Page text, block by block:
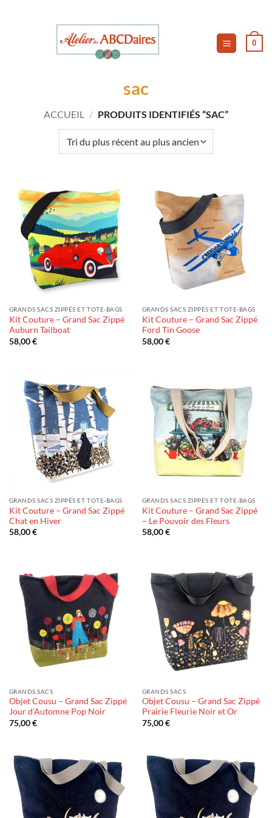
0
sac
ACCUEIL / PRODUITS IDENTIFIÉS “SAC”
GRANDS SACS ZIPPÉS ET TOTE-BAGS
Kit Couture – Grand Sac Zippé
Auburn Tailboat
58,00€
GRANDS SACS ZIPPÉS ET TOTE-BAGS
Kit Couture – Grand Sac Zippé
Ford Tin Goose
58,00€
GRANDS SACS ZIPPÉS ET TOTE-BAGS
Kit Couture – Grand Sac Zippé
Chat en Hiver
58,00€
GRANDS SACS ZIPPÉS ET TOTE-BAGS
Kit Couture – Grand Sac Zippé
– Le Pouvoir des Fleurs
58,00€
GRANDS SACS
Objet Cousu – Grand Sac Zippé
Jour d’Automne Pop Noir
75,00€
GRANDS SACS
Objet Cousu – Grand Sac Zippé
Prairie Fleurie Noir et Or
75,00€